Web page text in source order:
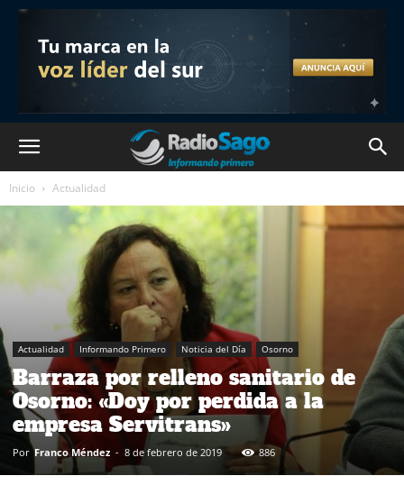
Inicio Actualidad
Actualidad Informando Primero Noticia del Día Osorno
Barraza por relleno sanitario de
Osorno: «Doy por perdida a la
empresa Servitrans»
Por Franco Méndez - 8 de febrero de 2019 886